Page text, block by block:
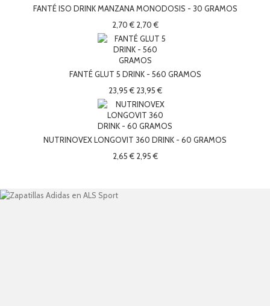
FANTÉ ISO DRINK MANZANA MONODOSIS - 30 GRAMOS
2,70 € 2,70 €
FANTÉ GLUT 5 DRINK - 560 GRAMOS
23,95 € 23,95 €
NUTRINOVEX LONGOVIT 360 DRINK - 60 GRAMOS
2,65 € 2,95 €